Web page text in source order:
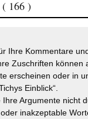
( 166 )
Ihre Kommentare
Zuschriften können
erscheinen oder in
Einblick“.
Argumente nicht
inakzeptable